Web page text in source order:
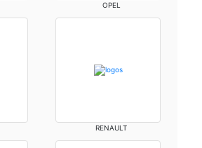
OPEL
RENAULT